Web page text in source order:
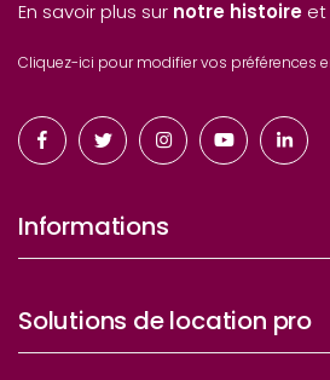
En savoir plus sur notre histoire et
Cliquez-ici pour modifier vos préférences
Informations
Solutions de location pro